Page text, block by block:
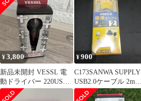
220USB-P1BL
¥3,800
新品未開封 VESSL 電
動ドライバー 220USB-
P1
¥900
C173SANWA SUPPLY
USB2.0ケーブル 2m
KU20-2HK2